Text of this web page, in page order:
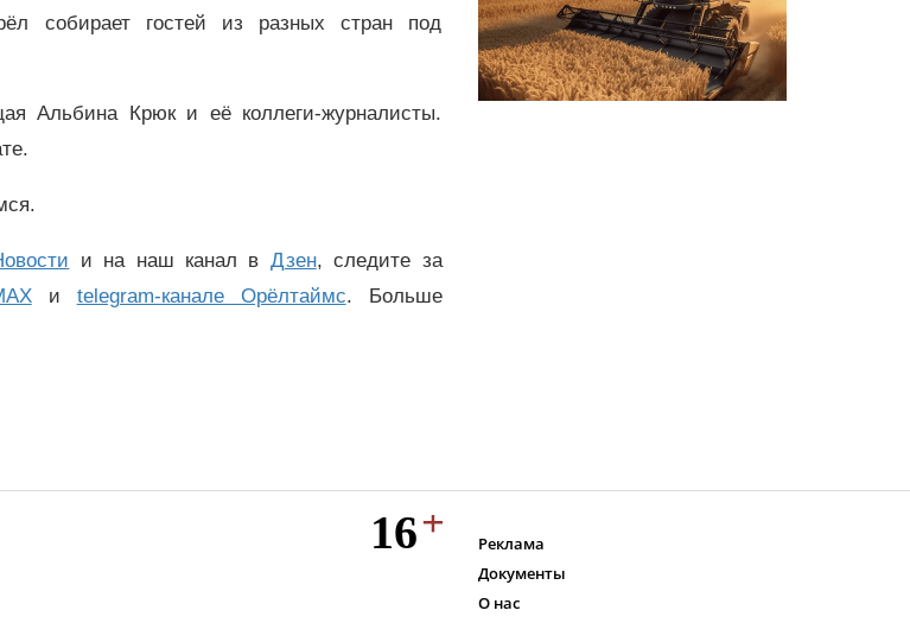
собирает гостей из разных стран под
Альбина Крюк и её коллеги-журналисты.
и на наш канал в Дзен, следите за
и telegram-канале Орёлтаймс. Больше
Реклама
Документы
О нас